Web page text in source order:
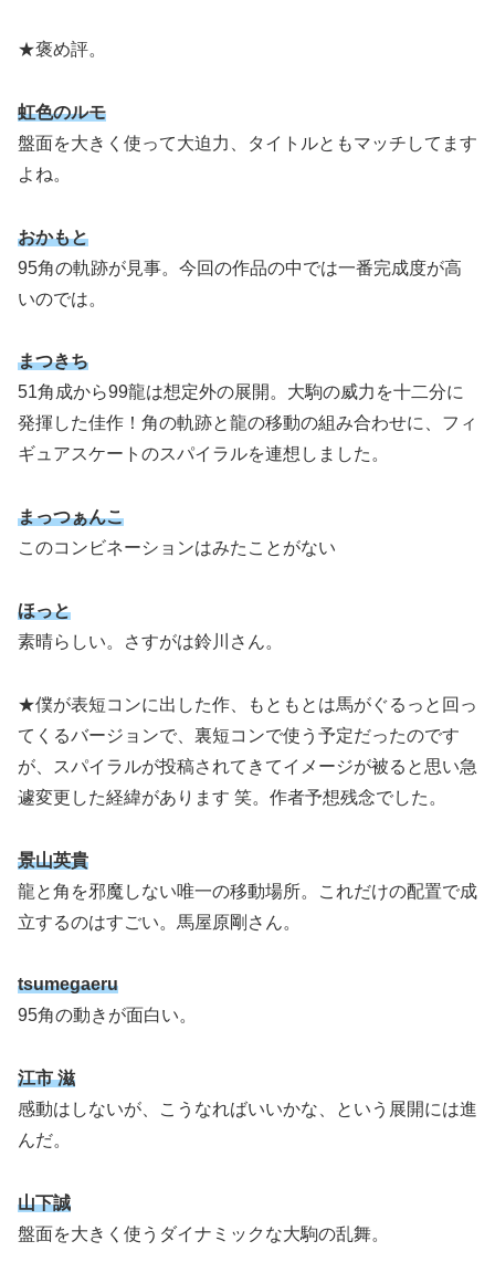
★褒め評。
虹色のルモ
盤面を大きく使って大迫力、タイトルともマッチしてます
よね。
おかもと
95角の軌跡が見事。今回の作品の中では一番完成度が高
いのでは。
まつきち
51角成から99龍は想定外の展開。大駒の威力を十二分に
発揮した佳作！角の軌跡と龍の移動の組み合わせに、フィ
ギュアスケートのスパイラルを連想しました。
まっつぁんこ
このコンビネーションはみたことがない
ほっと
素晴らしい。さすがは鈴川さん。
★僕が表短コンに出した作、もともとは馬がぐるっと回っ
てくるバージョンで、裏短コンで使う予定だったのです
が、スパイラルが投稿されてきてイメージが被ると思い急
遽変更した経緯があります 笑。作者予想残念でした。
景山英貴
龍と角を邪魔しない唯一の移動場所。これだけの配置で成
立するのはすごい。馬屋原剛さん。
tsumegaeru
95角の動きが面白い。
江市 滋
感動はしないが、こうなればいいかな、という展開には進
んだ。
山下誠
盤面を大きく使うダイナミックな大駒の乱舞。